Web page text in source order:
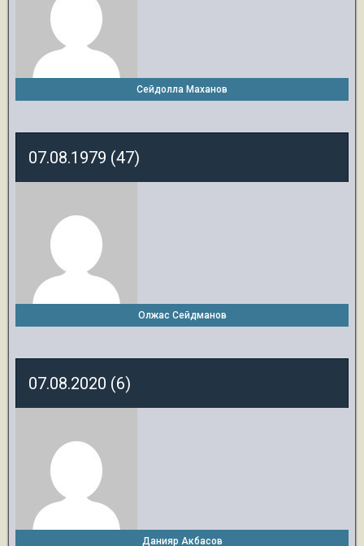
Сейдолла Маханов
07.08.1979 (47)
Олжас Сейдманов
07.08.2020 (6)
Данияр Акбасов